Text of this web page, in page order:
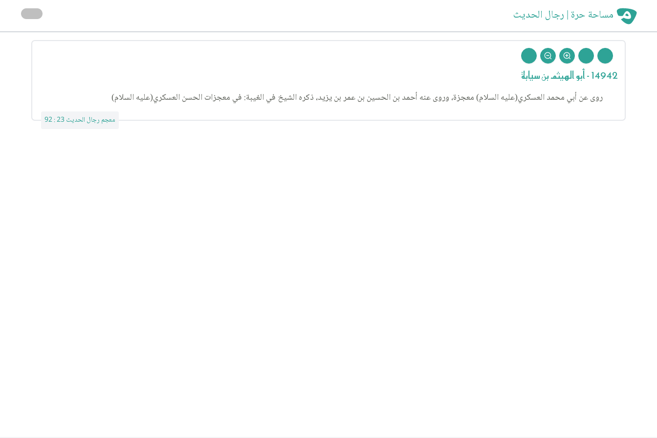
مساحة حرة | رجال الحديث
14942 - أبو الهيثم بن سيابة
روى عن أبي محمد العسكري(عليه السلام) معجزة، وروى عنه أحمد بن الحسين بن عمر بن يزيد، ذكره الشيخ في الغيبة: في معجزات الحسن العسكري(عليه السلام)
معجم رجال الحديث 23 : 92